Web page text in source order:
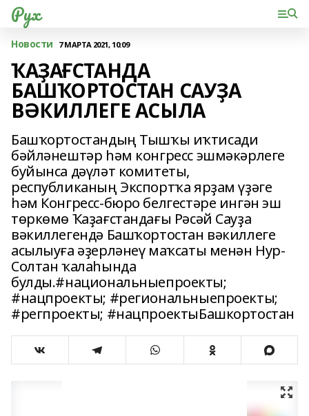
Рух
Новости 7 МАРТА 2021, 10:09
ҠАҘАҒСТАНДА
БАШҠОРТОСТАН САУҘА
ВӘКИЛЛЕГЕ АСЫЛА
Башҡортостандың Тышҡы иҡтисади
бәйләнештәр һәм конгресс эшмәкәрлеге
буйынса дәүләт комитеты,
республиканың Экспортҡа ярҙам үҙәге
һәм Конгресс-бюро белгестәре ингән эш
төркөмө Ҡаҙағстандағы Рәсәй Сауҙа
вәкиллегендә Башҡортостан вәкиллеге
асылыуға әҙерләнеү маҡсаты менән Нур-
Солтан ҡалаһында
булды.#национальныепроекты;
#нацпроекты; #региональныепроекты;
#регпроекты; #нацпроектыБашкортостан